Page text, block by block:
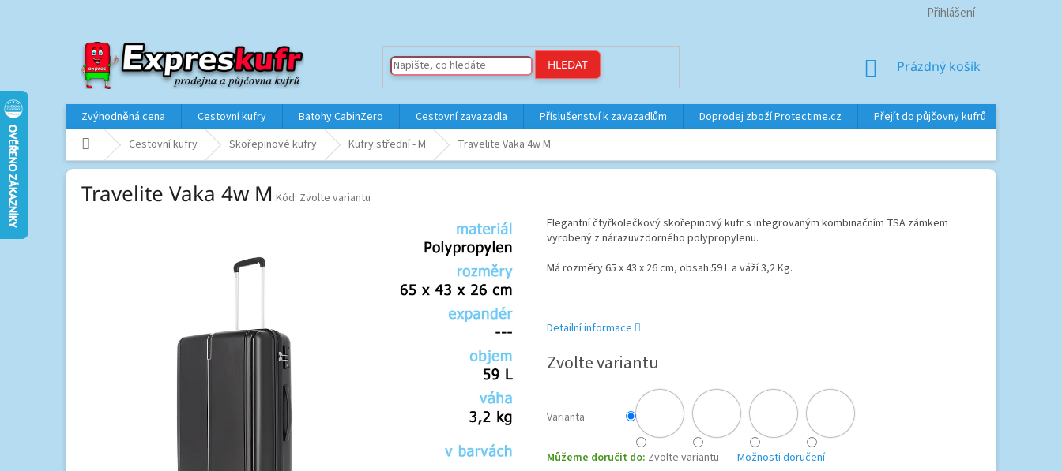
Přihlášení
HLEDAT
NÁKUPNÍ
Prázdný košík
Zvýhodněná cena Cestovní kufry Batohy CabinZero Cestovní zavazadla Příslušenství k zavazadlům Doprodej zboží Protectime.cz Přejít do půjčovny kufrů
Domů Cestovní kufry Skořepinové kufry Kufry střední - M Travelite Vaka 4w M
Travelite Vaka 4w M Kód: Zvolte variantu
Zvolte variantu
Varianta
Můžeme doručit do: Zvolte variantu Možnosti doručení
Elegantní čtyřkolečkový skořepinový kufr s integrovaným kombinačním TSA zámkem
vyrobený z nárazuvzdorného polypropylenu.
Má rozměry 65 x 43 x 26 cm, obsah 59 L a váží 3,2 Kg.
Detailní informace